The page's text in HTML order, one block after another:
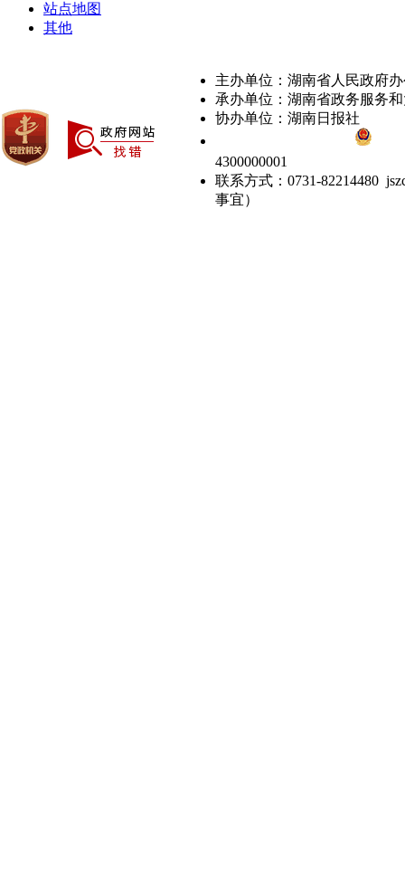
站点地图
其他
主办单位：湖南省人民政府
承办单位：湖南省政务服务
协办单位：湖南日报社
4300000001
联系方式：0731-82214480
事宜）